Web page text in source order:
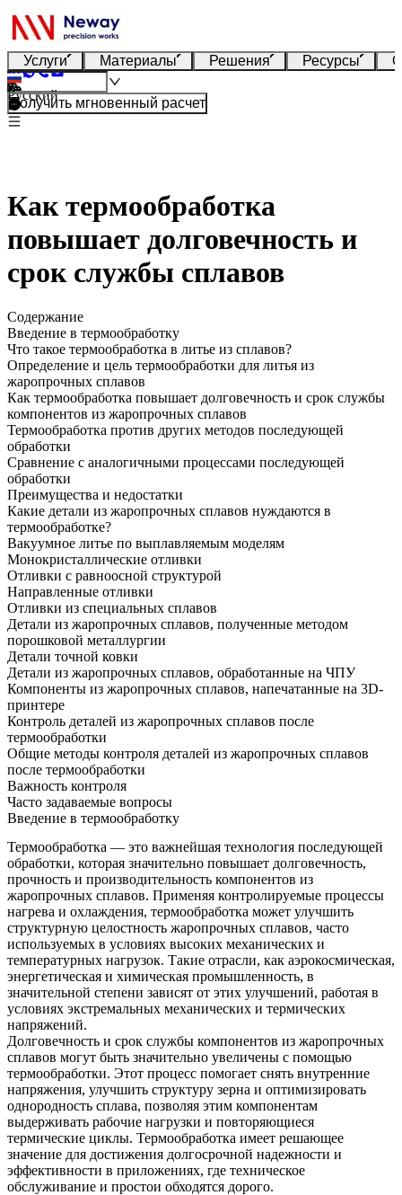
Услуги Материалы Решения Ресурсы
Русский
Получить мгновенный расчет
Как термообработка
повышает долговечность и
срок службы сплавов
Содержание
Введение в термообработку
Что такое термообработка в литье из сплавов?
Определение и цель термообработки для литья из
жаропрочных сплавов
Как термообработка повышает долговечность и срок службы
компонентов из жаропрочных сплавов
Термообработка против других методов последующей
обработки
Сравнение с аналогичными процессами последующей
обработки
Преимущества и недостатки
Какие детали из жаропрочных сплавов нуждаются в
термообработке?
Вакуумное литье по выплавляемым моделям
Монокристаллические отливки
Отливки с равноосной структурой
Направленные отливки
Отливки из специальных сплавов
Детали из жаропрочных сплавов, полученные методом
порошковой металлургии
Детали точной ковки
Детали из жаропрочных сплавов, обработанные на ЧПУ
Компоненты из жаропрочных сплавов, напечатанные на 3D-
принтере
Контроль деталей из жаропрочных сплавов после
термообработки
Общие методы контроля деталей из жаропрочных сплавов
после термообработки
Важность контроля
Часто задаваемые вопросы
Введение в термообработку
Термообработка — это важнейшая технология последующей
обработки, которая значительно повышает долговечность,
прочность и производительность компонентов из
жаропрочных сплавов. Применяя контролируемые процессы
нагрева и охлаждения, термообработка может улучшить
структурную целостность жаропрочных сплавов, часто
используемых в условиях высоких механических и
температурных нагрузок. Такие отрасли, как аэрокосмическая,
энергетическая и химическая промышленность, в
значительной степени зависят от этих улучшений, работая в
условиях экстремальных механических и термических
напряжений.
Долговечность и срок службы компонентов из жаропрочных
сплавов могут быть значительно увеличены с помощью
термообработки. Этот процесс помогает снять внутренние
напряжения, улучшить структуру зерна и оптимизировать
однородность сплава, позволяя этим компонентам
выдерживать рабочие нагрузки и повторяющиеся
термические циклы. Термообработка имеет решающее
значение для достижения долгосрочной надежности и
эффективности в приложениях, где техническое
обслуживание и простои обходятся дорого.